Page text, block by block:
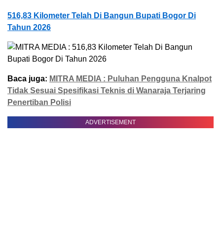
516,83 Kilometer Telah Di Bangun Bupati Bogor Di
Tahun 2026
Baca juga: MITRA MEDIA : Puluhan Pengguna Knalpot
Tidak Sesuai Spesifikasi Teknis di Wanaraja Terjaring
Penertiban Polisi
ADVERTISEMENT